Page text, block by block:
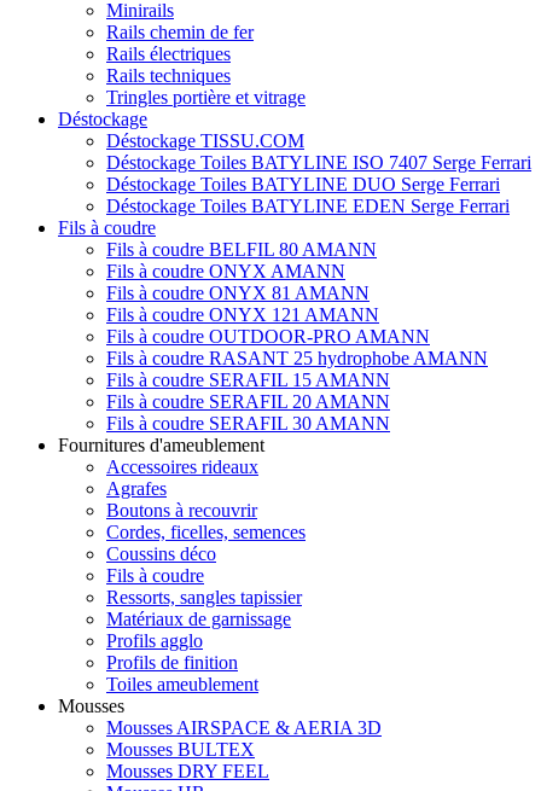
Minirails
Rails chemin de fer
Rails électriques
Rails techniques
Tringles portière et vitrage
Déstockage
Déstockage TISSU.COM
Déstockage Toiles BATYLINE ISO 7407 Serge Ferrari
Déstockage Toiles BATYLINE DUO Serge Ferrari
Déstockage Toiles BATYLINE EDEN Serge Ferrari
Fils à coudre
Fils à coudre BELFIL 80 AMANN
Fils à coudre ONYX AMANN
Fils à coudre ONYX 81 AMANN
Fils à coudre ONYX 121 AMANN
Fils à coudre OUTDOOR-PRO AMANN
Fils à coudre RASANT 25 hydrophobe AMANN
Fils à coudre SERAFIL 15 AMANN
Fils à coudre SERAFIL 20 AMANN
Fils à coudre SERAFIL 30 AMANN
Fournitures d'ameublement
Accessoires rideaux
Agrafes
Boutons à recouvrir
Cordes, ficelles, semences
Coussins déco
Fils à coudre
Ressorts, sangles tapissier
Matériaux de garnissage
Profils agglo
Profils de finition
Toiles ameublement
Mousses
Mousses AIRSPACE & AERIA 3D
Mousses BULTEX
Mousses DRY FEEL